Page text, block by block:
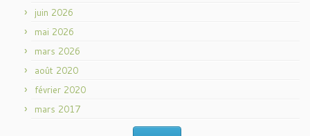
juin 2026
mai 2026
mars 2026
août 2020
février 2020
mars 2017